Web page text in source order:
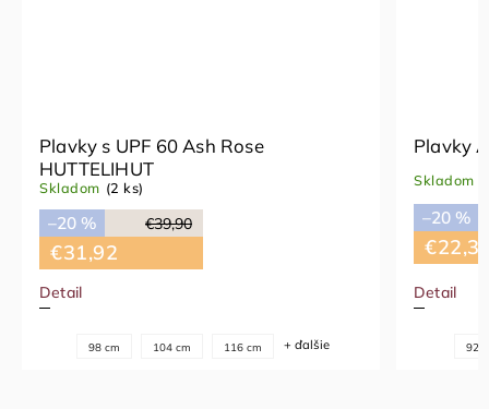
Plavky Ash rose HUTTELIHUT
Skladom (2 ks)
€27,90
–20 %
€22,32
Detail
92 cm 98 cm 104 cm + ďalšie
Plavky
Skladom
–20 %
Detail
98